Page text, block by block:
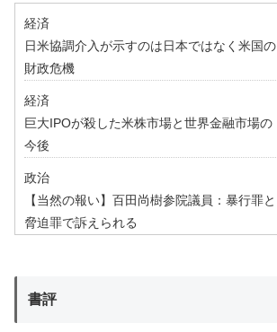
経済
日米協調介入が示すのは日本ではなく米国の
財政危機
経済
巨大IPOが殺した米株市場と世界金融市場の
今後
政治
【当然の報い】百田尚樹参院議員：暴行罪と
脅迫罪で訴えられる
書評